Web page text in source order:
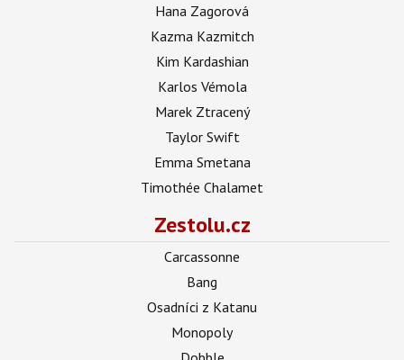
Hana Zagorová
Kazma Kazmitch
Kim Kardashian
Karlos Vémola
Marek Ztracený
Taylor Swift
Emma Smetana
Timothée Chalamet
Zestolu.cz
Carcassonne
Bang
Osadníci z Katanu
Monopoly